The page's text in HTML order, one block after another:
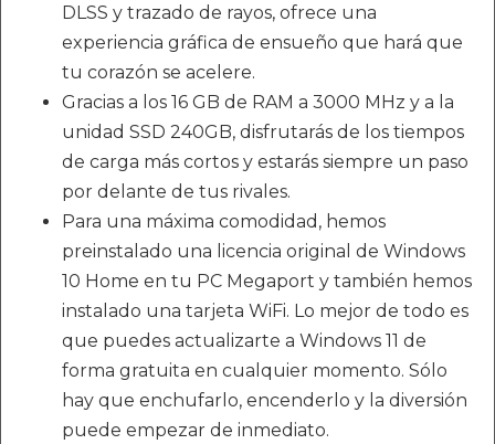
DLSS y trazado de rayos, ofrece una
experiencia gráfica de ensueño que hará que
tu corazón se acelere.
Gracias a los 16 GB de RAM a 3000 MHz y a la
unidad SSD 240GB, disfrutarás de los tiempos
de carga más cortos y estarás siempre un paso
por delante de tus rivales.
Para una máxima comodidad, hemos
preinstalado una licencia original de Windows
10 Home en tu PC Megaport y también hemos
instalado una tarjeta WiFi. Lo mejor de todo es
que puedes actualizarte a Windows 11 de
forma gratuita en cualquier momento. Sólo
hay que enchufarlo, encenderlo y la diversión
puede empezar de inmediato.